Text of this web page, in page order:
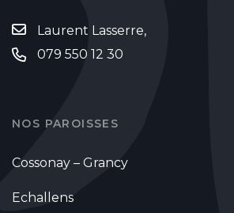
Laurent Lasserre,
079 550 12 30
NOS PAROISSES
Cossonay – Grancy
Echallens